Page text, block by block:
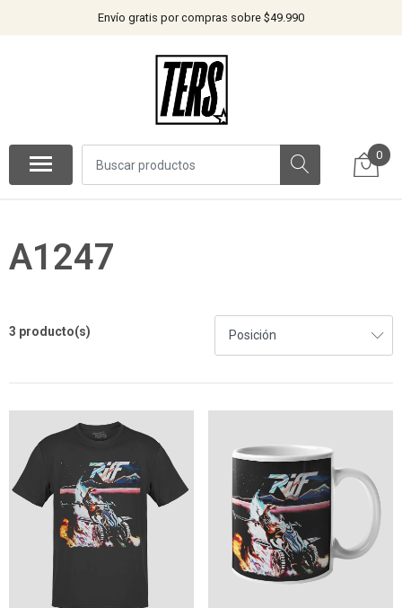
Envío gratis por compras sobre $49.990
0
A1247
3 producto(s)